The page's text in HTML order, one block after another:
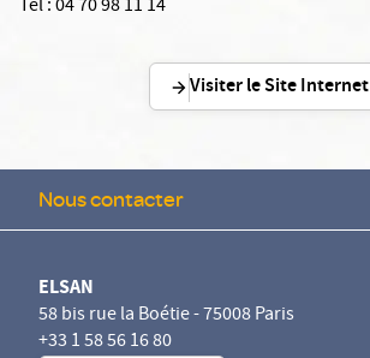
Tél :04 70 98 11 14
Visiter le Site Internet
Nous contacter
ELSAN
58 bis rue la Boétie - 75008 Paris
+33 1 58 56 16 80